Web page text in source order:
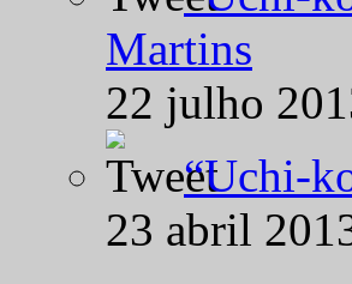
Martins
22 julho
“Uchi-
23 abril